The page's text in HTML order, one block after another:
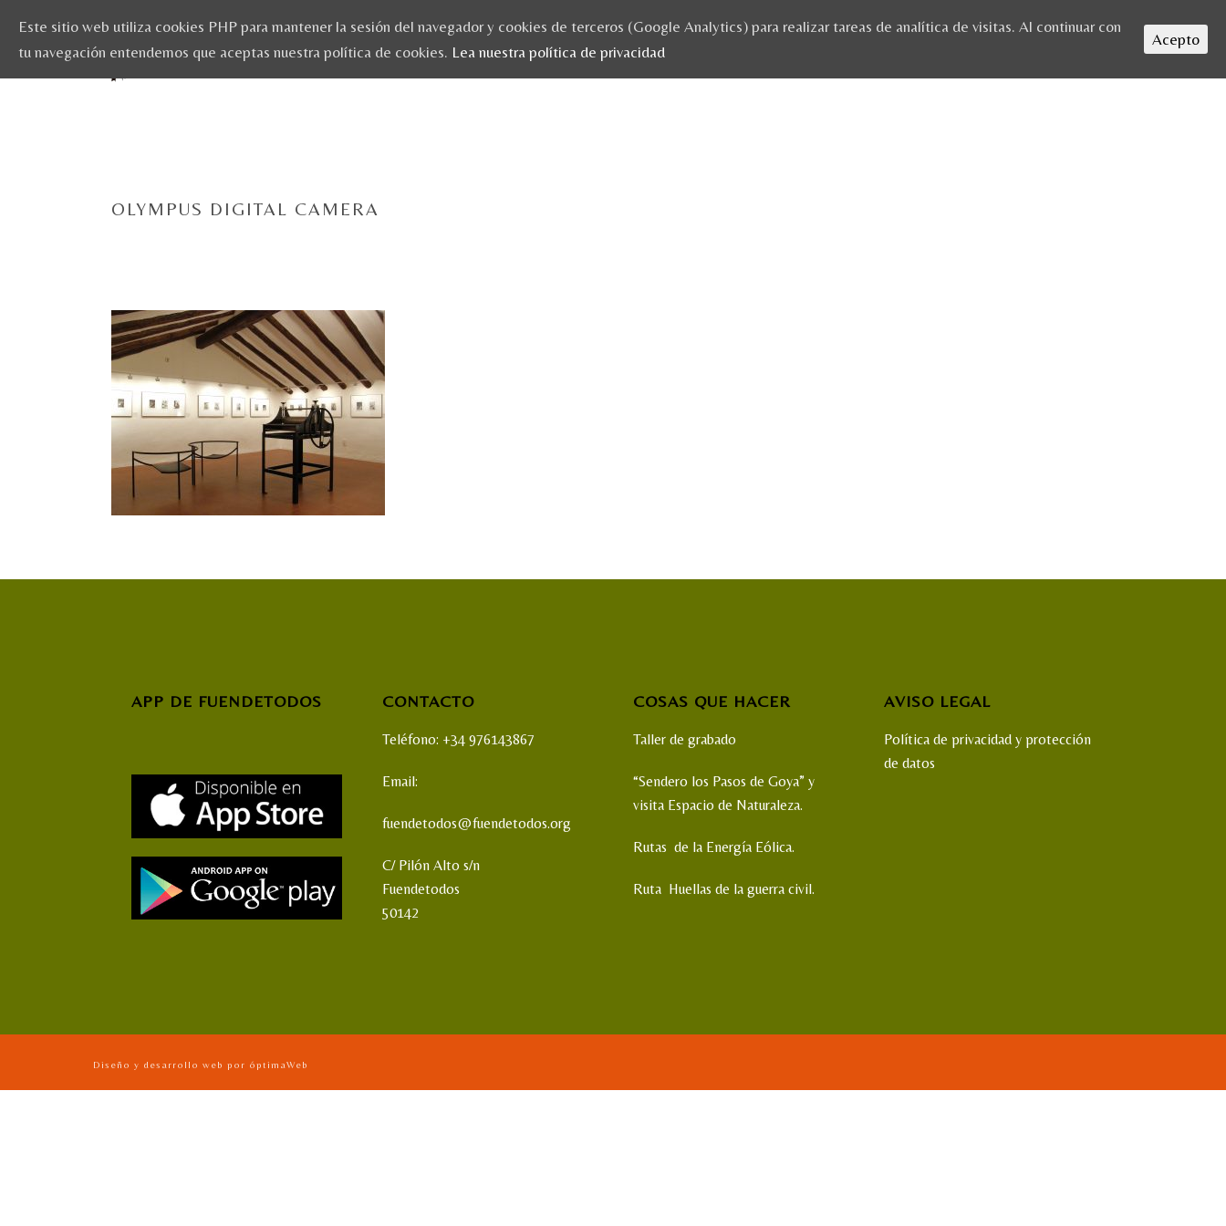
OLYMPUS DIGITAL CAMERA
APP DE FUENDETODOS CONTACTO
Teléfono: +34 976143867
Email:
fuendetodos@fuendetodos.org
C/ Pilón Alto s/n
Fuendetodos
50142
COSAS QUE HACER
Taller de grabado
“Sendero los Pasos de Goya” y
visita Espacio de Naturaleza.
Rutas de la Energía Eólica.
Ruta Huellas de la guerra civil.
AVISO LEGAL
Política de privacidad y protección
de datos
Diseño y desarrollo web por óptimaWeb
Este sitio web utiliza cookies PHP para mantener la sesión del navegador y cookies de terceros (Google Analytics) para realizar tareas de analítica de visitas. Al continuar con
tu navegación entendemos que aceptas nuestra política de cookies. Lea nuestra política de privacidad
Acepto